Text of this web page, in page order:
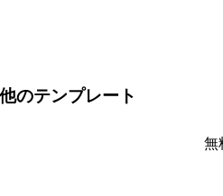
のテンプレート
無